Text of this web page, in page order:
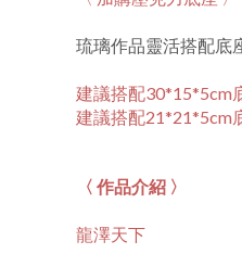
琉璃作品靈活搭配底
建議搭配30*15*5cm
建議搭配21*21*5cm
〈 作品介紹 〉
龍澤天下